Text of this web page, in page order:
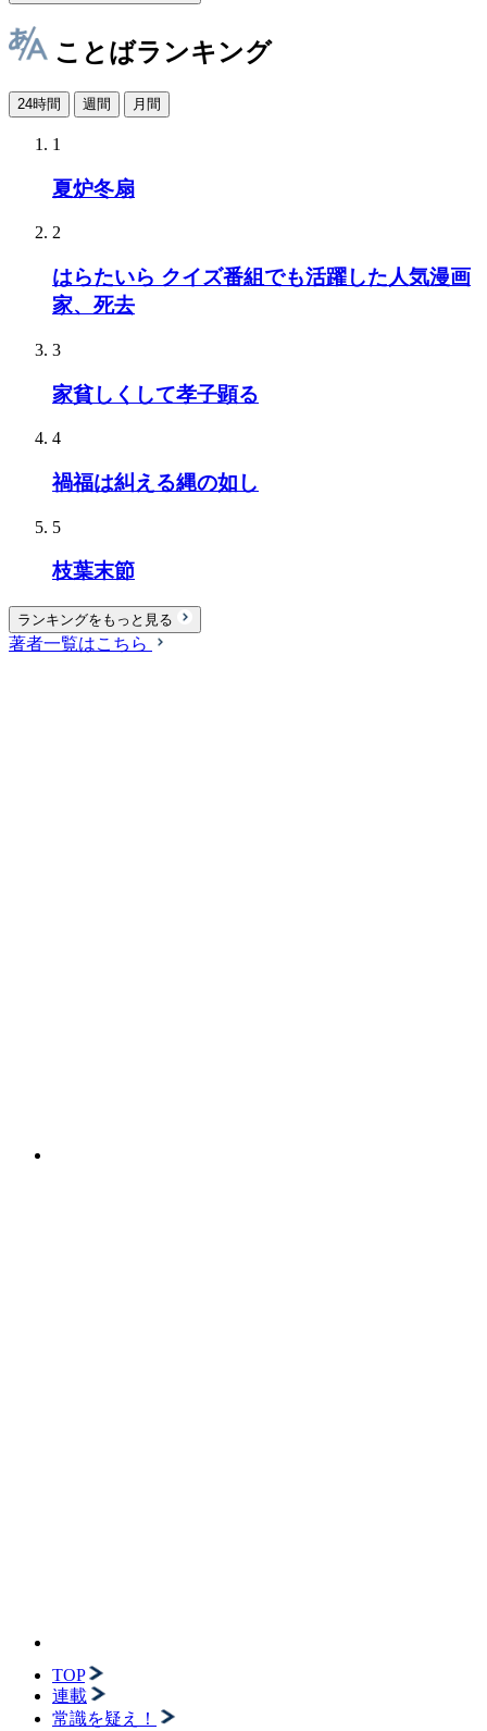
ことばランキング
24時間 週間 月間
1
夏炉冬扇
2
はらたいら クイズ番組でも活躍した人気漫画
家、死去
3
家貧しくして孝子顕る
4
禍福は糾える縄の如し
5
枝葉末節
ランキングをもっと見る
著者一覧はこちら
TOP
連載
常識を疑え！